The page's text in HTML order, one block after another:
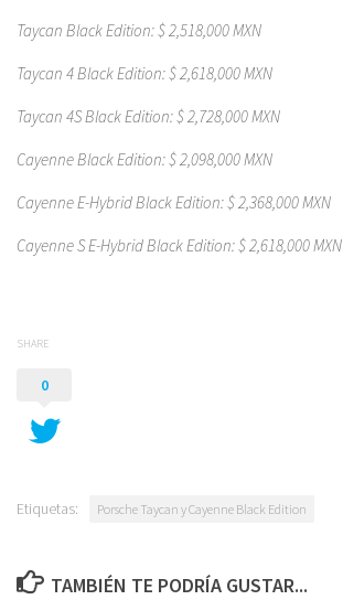
Taycan Black Edition: $ 2,518,000 MXN
Taycan 4 Black Edition: $ 2,618,000 MXN
Taycan 4S Black Edition: $ 2,728,000 MXN
Cayenne Black Edition: $ 2,098,000 MXN
Cayenne E-Hybrid Black Edition: $ 2,368,000 MXN
Cayenne S E-Hybrid Black Edition: $ 2,618,000 MXN
SHARE
0
Etiquetas: Porsche Taycan y Cayenne Black Edition
TAMBIÉN TE PODRÍA GUSTAR...